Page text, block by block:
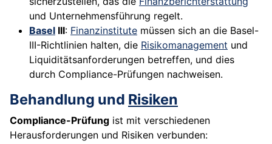
und Unternehmensführung regelt.
Basel III: Finanzinstitute müssen sich an die Basel-
III-Richtlinien halten, die Risikomanagement und
Liquiditätsanforderungen betreffen, und dies
durch Compliance-Prüfungen nachweisen.
Behandlung und Risiken
Compliance-Prüfung ist mit verschiedenen
Herausforderungen und Risiken verbunden: